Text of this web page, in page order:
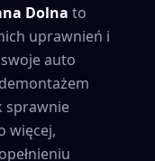
Dolna to
uprawnień i
auto
sprawnie
więcej,